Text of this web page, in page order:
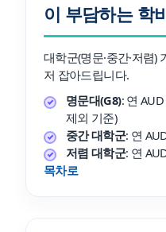
이 부담하는 학
대학군(명문·중간·저렴
저 잡아드립니다.
명문대(G8): 연
제외 기준)
중간 대학군: 연
저렴 대학군: 연
목차로